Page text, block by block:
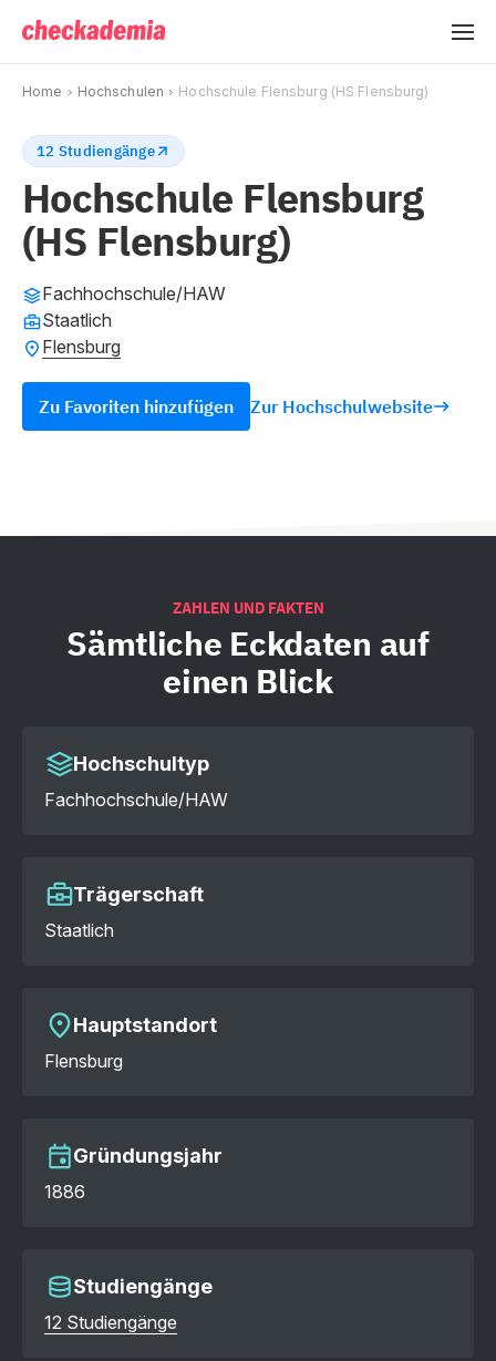
Home Hochschulen Hochschule Flensburg (HS Flensburg)
12 Studiengänge
Hochschule Flensburg
(HS Flensburg)
Fachhochschule/HAW
Staatlich
Flensburg
Zu Favoriten hinzufügen Zur Hochschulwebsite
ZAHLEN UND FAKTEN
Sämtliche Eckdaten auf
einen Blick
Hochschultyp
Fachhochschule/HAW
Trägerschaft
Staatlich
Hauptstandort
Flensburg
Gründungsjahr
1886
Studiengänge
12 Studiengänge